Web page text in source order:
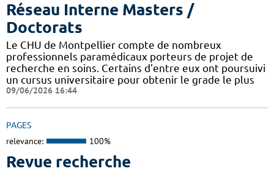
Réseau Interne Masters /
Doctorats
Le CHU de Montpellier compte de nombreux
professionnels paramédicaux porteurs de projet de
recherche en soins. Certains d'entre eux ont poursuivi
un cursus universitaire pour obtenir le grade le plus
09/06/2026 16:44
PAGES
relevance: 100%
Revue recherche